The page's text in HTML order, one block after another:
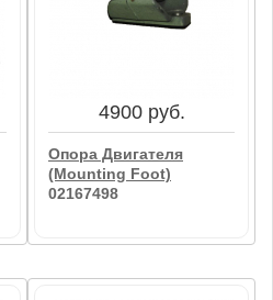
Трубка Слива Масла С
4900 руб.
Опора Двигателя
(Mounting Foot)
02167498